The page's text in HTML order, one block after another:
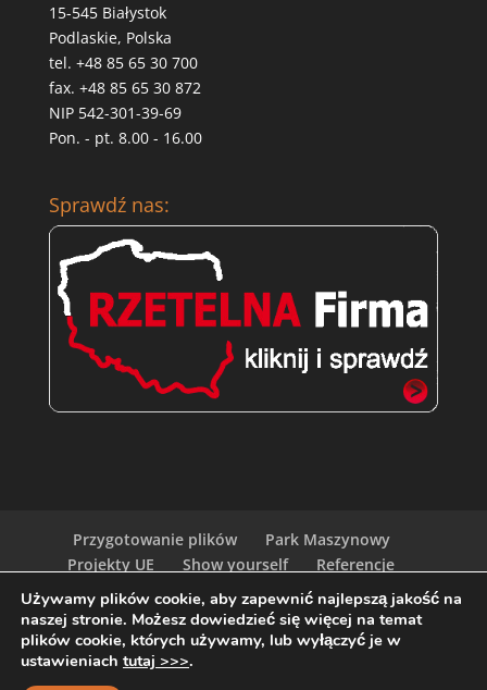
15-545 Białystok
Podlaskie, Polska
tel. +48 85 65 30 700
fax. +48 85 65 30 872
NIP 542-301-39-69
Pon. - pt. 8.00 - 16.00
Sprawdź nas:
Przygotowanie plików
Park Maszynowy
Projekty UE
Show yourself
Referencje
Kariera w Globart Print
Zamów Próbki
Ceny
Polityka
Używamy plików cookie, aby zapewnić najlepszą jakość na
naszej stronie. Możesz dowiedzieć się więcej na temat
plików cookie, których używamy, lub wyłączyć je w
ustawieniach tutaj >>>.